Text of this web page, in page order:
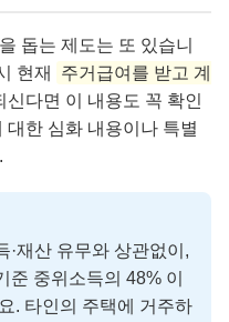
돕는 제도는 또 있습니
현재
주거급여를 받고 계
신다면 이 내용도 꼭 확인
한 심화 내용이나 특별
·재산 유무와 상관없이,
준 중위소득의 48% 이
. 타인의 주택에 거주하